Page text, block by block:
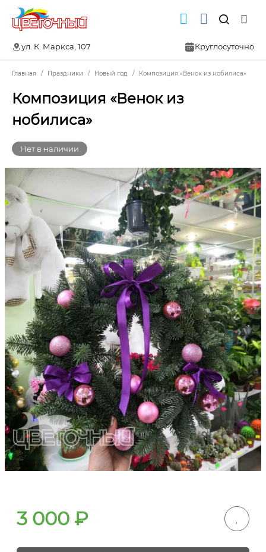
ул. К. Маркса, 107 Круглосуточно
Главная Праздники Новый год Композиция «Венок из нобилиса»
Композиция «Венок из
нобилиса»
Нет в наличии
3 000 ₽